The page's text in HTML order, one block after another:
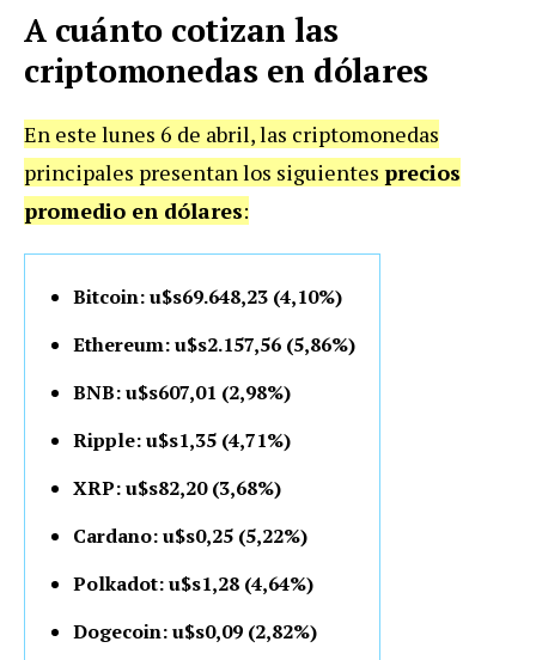
A cuánto cotizan las
criptomonedas en dólares
En este lunes 6 de abril, las criptomonedas
principales presentan los siguientes precios
promedio en dólares:
Bitcoin: u$s69.648,23 (4,10%)
Ethereum: u$s2.157,56 (5,86%)
BNB: u$s607,01 (2,98%)
Ripple: u$s1,35 (4,71%)
XRP: u$s82,20 (3,68%)
Cardano: u$s0,25 (5,22%)
Polkadot: u$s1,28 (4,64%)
Dogecoin: u$s0,09 (2,82%)